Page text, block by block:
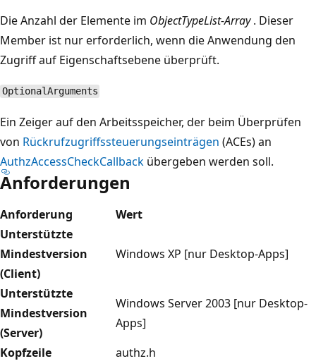
Die Anzahl der Elemente im ObjectTypeList-Array. Dieser
Member ist nur erforderlich, wenn die Anwendung den
Zugriff auf Eigenschaftsebene überprüft.
OptionalArguments
Ein Zeiger auf den Arbeitsspeicher, der beim Überprüfen
von Rückrufzugriffssteuerungseinträgen (ACEs) an
AuthzAccessCheckCallback übergeben werden soll.
Anforderungen
Anforderung
Wert
Unterstützte
Mindestversion
(Client)
Windows XP [nur Desktop-Apps]
Unterstützte
Mindestversion
(Server)
Windows Server 2003 [nur Desktop-
Apps]
Kopfzeile
authz.h